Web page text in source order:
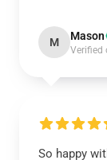
M Mason
Verified
So happy